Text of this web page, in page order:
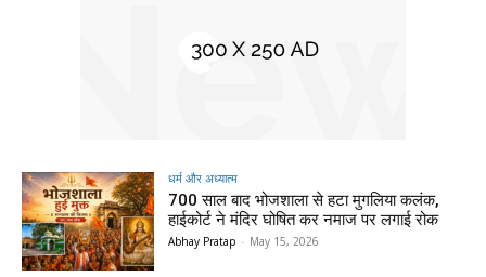
धर्म और अध्यात्म
700 साल बाद भोजशाला से हटा मुगलिया कलंक,
हाईकोर्ट ने मंदिर घोषित कर नमाज पर लगाई रोक
Abhay Pratap - May 15, 2026